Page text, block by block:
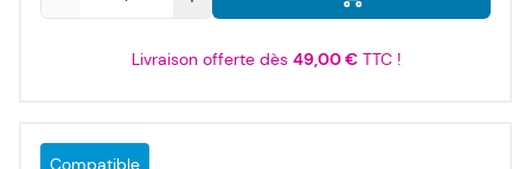
Livraison offerte dès 49,00 €TTC !
Compatible